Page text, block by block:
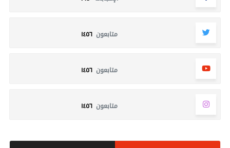
متابعون ١٤٥٦
متابعون ١٤٥٦
متابعون ١٤٥٦